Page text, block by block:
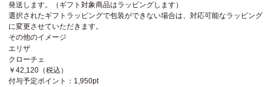
発送します。（ギフト対象商品はラッピングします）
選択されたギフトラッピングで包装ができない場合は、対応可能なラッピング
に変更させていただきます。
その他のイメージ
エリザ
クローチェ
￥42,120 （税込）
付与予定ポイント： 1,950pt